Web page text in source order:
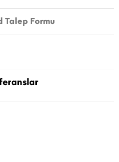
Talep Formu